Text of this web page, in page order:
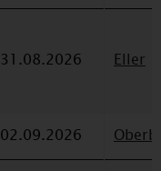
31.08.2026 Eller
02.09.2026